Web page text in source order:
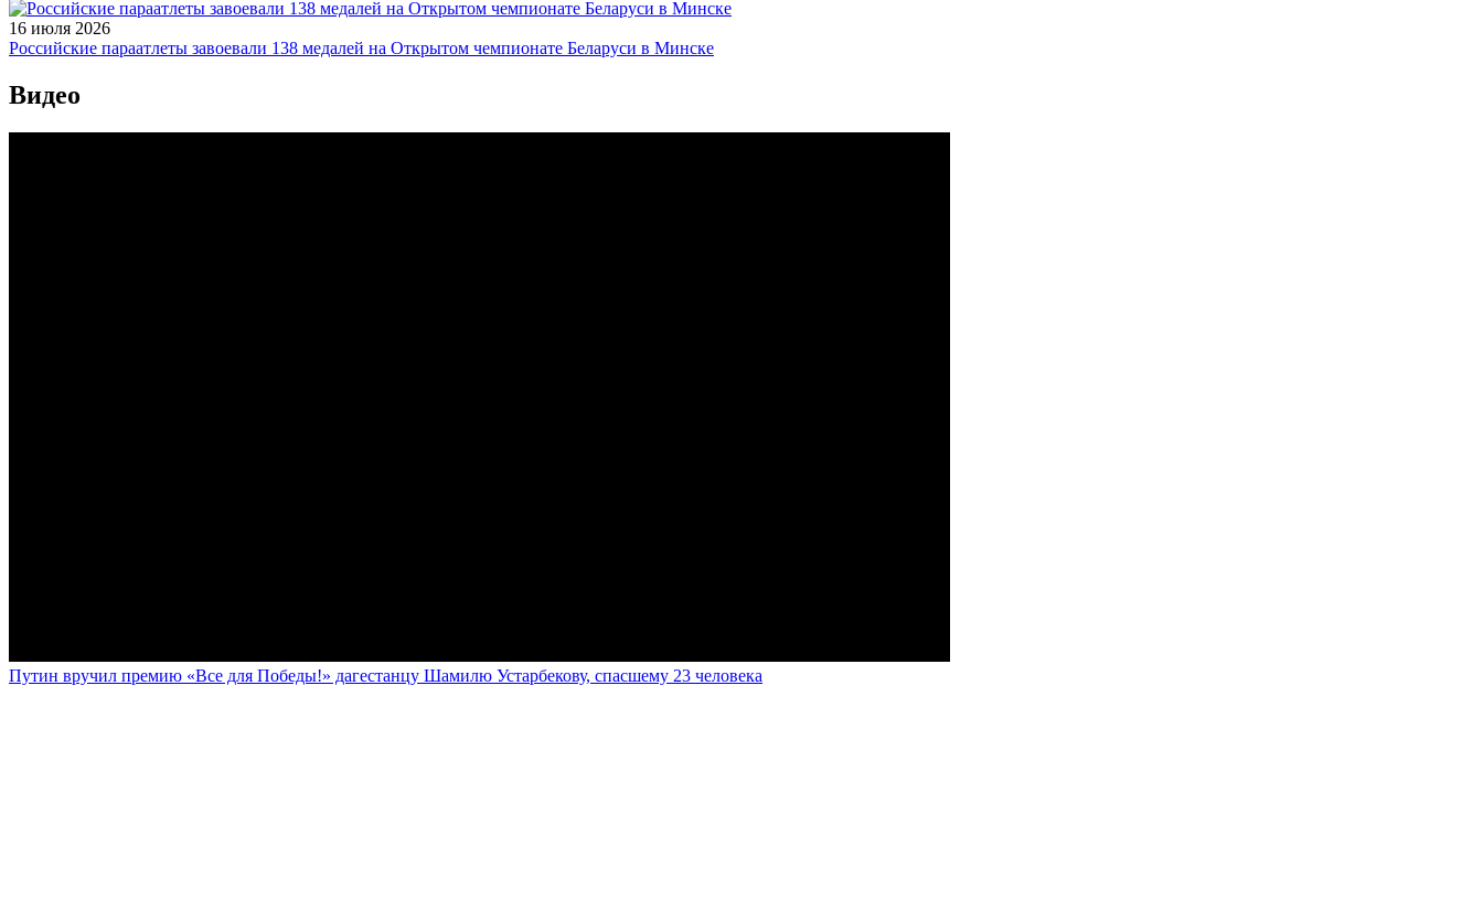
16 июля 2026
Российские параатлеты завоевали 138 медалей на Открытом чемпионате Беларуси в Минске
Видео
Путин вручил премию «Все для Победы!» дагестанцу Шамилю Устарбекову, спасшему 23 человека